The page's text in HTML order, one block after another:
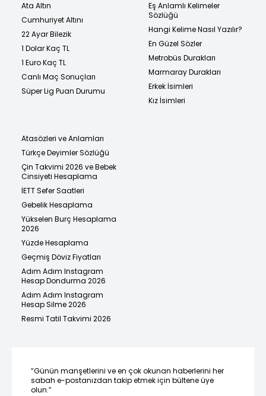
Ata Altın
Cumhuriyet Altını
22 Ayar Bilezik
1 Dolar Kaç TL
1 Euro Kaç TL
Canlı Maç Sonuçları
Süper Lig Puan Durumu
Eş Anlamlı Kelimeler
Sözlüğü
Hangi Kelime Nasıl Yazılır?
En Güzel Sözler
Metrobüs Durakları
Marmaray Durakları
Erkek İsimleri
Kız İsimleri
Atasözleri ve Anlamları
Türkçe Deyimler Sözlüğü
Çin Takvimi 2026 ve Bebek
Cinsiyeti Hesaplama
İETT Sefer Saatleri
Gebelik Hesaplama
Yükselen Burç Hesaplama
2026
Yüzde Hesaplama
Geçmiş Döviz Fiyatları
Adım Adım Instagram
Hesap Dondurma 2026
Adım Adım Instagram
Hesap Silme 2026
Resmi Tatil Takvimi 2026
“Günün manşetlerini ve en çok okunan haberlerini her
sabah e-postanızdan takip etmek için bültene üye
olun.”